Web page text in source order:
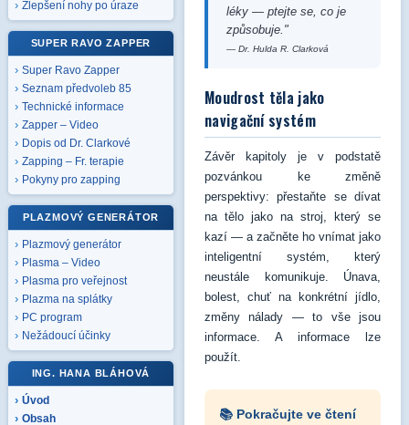
Zlepšení nohy po úraze
SUPER RAVO ZAPPER
Super Ravo Zapper
Seznam předvoleb 85
Technické informace
Zapper – Video
Dopis od Dr. Clarkové
Zapping – Fr. terapie
Pokyny pro zapping
PLAZMOVÝ GENERÁTOR
Plazmový generátor
Plasma – Video
Plasma pro veřejnost
Plazma na splátky
PC program
Nežádoucí účinky
ING. HANA BLÁHOVÁ
Úvod
Obsah
léky — ptejte se, co je
způsobuje."
— Dr. Hulda R. Clarková
Moudrost těla jako
navigační systém
Závěr kapitoly je v podstatě
pozvánkou ke změně
perspektivy: přestaňte se dívat
na tělo jako na stroj, který se
kazí — a začněte ho vnímat jako
inteligentní systém, který
neustále komunikuje. Únava,
bolest, chuť na konkrétní jídlo,
změny nálady — to vše jsou
informace. A informace lze
použít.
📚 Pokračujte ve čtení